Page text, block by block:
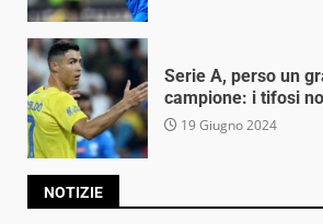
Serie A, perso un
campione: i tifosi
19 Giugno 2024
NOTIZIE